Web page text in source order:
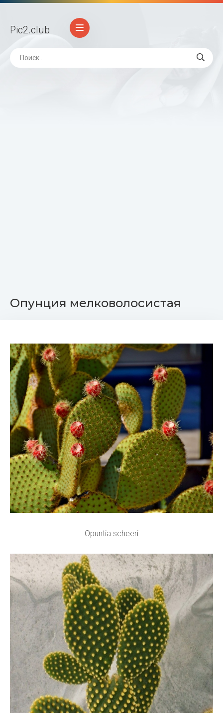
Pic2.club
Опунция мелковолосистая
Opuntia scheeri